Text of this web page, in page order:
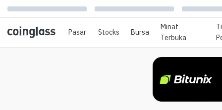
Pasar Stocks Bursa
Minat
Terbuka